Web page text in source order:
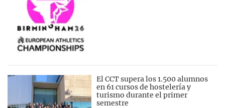
El CCT supera los 1.500 alumnos
en 61 cursos de hostelería y
turismo durante el primer
semestre